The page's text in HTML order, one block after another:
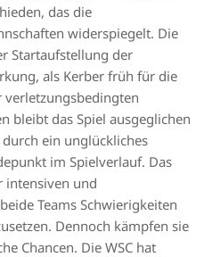
das die
widerspiegelt. Die
Startaufstellung der
als Kerber früh für die
bleibt das Spiel ausgeglichen
ein unglückliches
im Spielverlauf. Das
intensiven und
Teams Schwierigkeiten
Dennoch kämpfen sie
Chancen. Die WSC hat